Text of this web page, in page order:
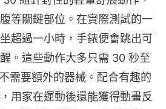
等關鍵部位。在實際測試的一
超過一小時，手錶便會跳出可
。這些動作大多只需 30 秒至
需要額外的器械。配合有趣的
用家在運動後還能獲得動畫反